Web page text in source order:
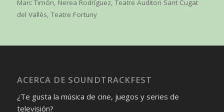
Marc Timón Nerea Rodríguez Teatre Auditori Sant Cugat
del Vallès Teatre Fortuny
ACERCA DE SOUNDTRACKFEST
¿Te gusta la música de cine, juegos y series de
televisión?